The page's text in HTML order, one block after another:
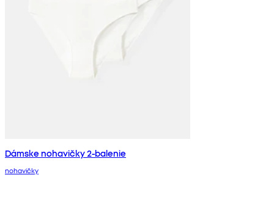
Dámske nohavičky 2-balenie
nohavičky